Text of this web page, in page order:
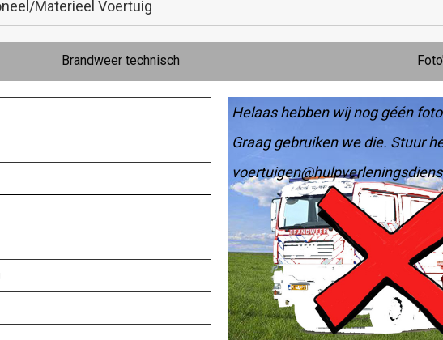
Materieel Voertuig
Brandweer technisch
Helaas hebben wij nog géén
Graag gebruiken we die. Stuur